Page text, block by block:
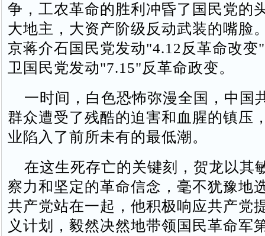
争，工农革命的胜利冲昏了国民党的
大地主，大资产阶级反动武装的嘴脸
京蒋介石国民党发动"4.12反革命改变
卫国民党发动"7.15"反革命政变。
一时间，白色恐怖弥漫全国，中国
群众遭受了残酷的迫害和血腥的镇压
业陷入了前所未有的最低潮。
在这生死存亡的关键刻，贺龙以其
察力和坚定的革命信念，毫不犹豫地
共产党站在一起，他积极响应共产党
义计划，毅然决然地带领国民革命军